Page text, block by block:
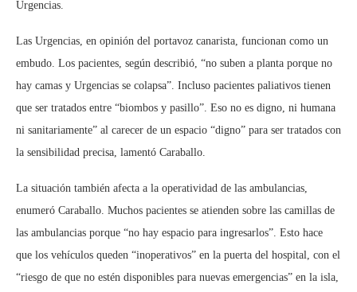
Urgencias.
Las Urgencias, en opinión del portavoz canarista, funcionan como un
embudo. Los pacientes, según describió, “no suben a planta porque no
hay camas y Urgencias se colapsa”. Incluso pacientes paliativos tienen
que ser tratados entre “biombos y pasillo”. Eso no es digno, ni humana
ni sanitariamente” al carecer de un espacio “digno” para ser tratados con
la sensibilidad precisa, lamentó Caraballo.
La situación también afecta a la operatividad de las ambulancias,
enumeró Caraballo. Muchos pacientes se atienden sobre las camillas de
las ambulancias porque “no hay espacio para ingresarlos”. Esto hace
que los vehículos queden “inoperativos” en la puerta del hospital, con el
“riesgo de que no estén disponibles para nuevas emergencias” en la isla,